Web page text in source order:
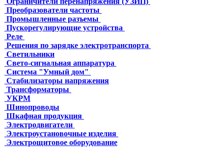
Преобразователи частоты
Промышленные разъемы
Пускорегулирующие устройства
Реле
Решения по зарядке электротранспорта
Светильники
Свето-сигнальная аппаратура
Система "Умный дом"
Стабилизаторы напряжения
Трансформаторы
УКРМ
Шинопроводы
Шкафная продукция
Электродвигатели
Электроустановочные изделия
Электрощитовое оборудование